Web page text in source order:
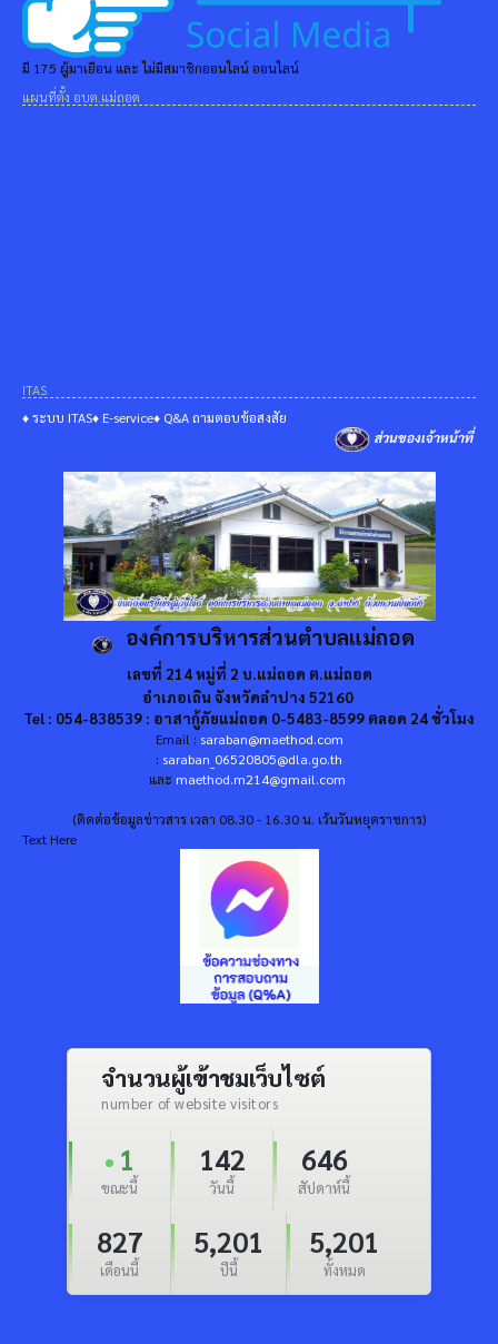
มี 175 ผู้มาเยือน และ ไม่มีสมาชิกออนไลน์ ออนไลน์
แผนที่ตั้ง อบต.แม่ถอด
ITAS
♦ ระบบ ITAS♦ E-service♦ Q&A ถามตอบข้อสงสัย
ส่วนของเจ้าหน้าที่
องค์การบริหารส่วนตำบลแม่ถอด
เลขที่ 214 หมู่ที่ 2 บ.แม่ถอด ต.แม่ถอด
อำเภอเถิน จังหวัดลำปาง 52160
Tel : 054-838539 : อาสากู้ภัยแม่ถอด 0-5483-8599 ตลอด 24 ชั่วโมง
Email : saraban@maethod.com
: saraban_06520805@dla.go.th
และ maethod.m214@gmail.com
(ติดต่อข้อมูลข่าวสาร เวลา 08.30 - 16.30 น. เว้นวันหยุดราชการ)
Text Here
จำนวนผู้เข้าชมเว็บไซต์
number of website visitors
1
ขณะนี้
142
วันนี้
646
สัปดาห์นี้
827
เดือนนี้
5,201
ปีนี้
5,201
ทั้งหมด